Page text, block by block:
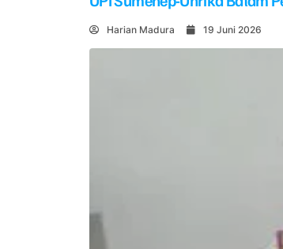
Harian Madura 19 Juni 2026